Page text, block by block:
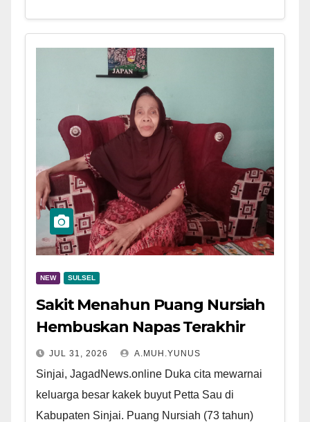
NEW SULSEL
Sakit Menahun Puang Nursiah
Hembuskan Napas Terakhir
JUL 31, 2026 A.MUH.YUNUS
Sinjai, JagadNews.online Duka cita mewarnai
keluarga besar kakek buyut Petta Sau di
Kabupaten Sinjai. Puang Nursiah (73 tahun)